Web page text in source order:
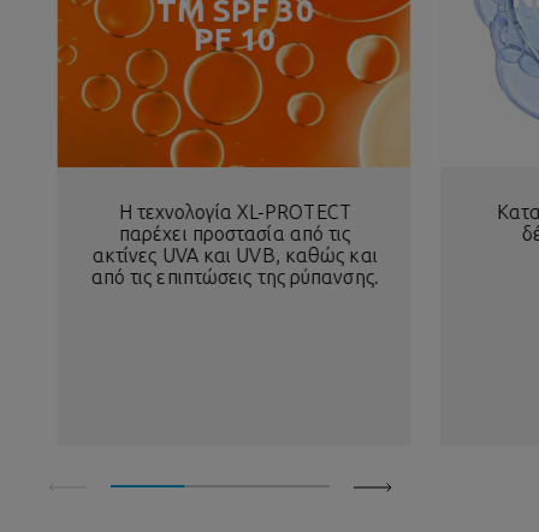
TM SPF 30
PF 10
Η τεχνολογία XL-PROTECT
παρέχει προστασία από τις
ακτίνες UVA και UVB, καθώς και
από τις επιπτώσεις της ρύπανσης.